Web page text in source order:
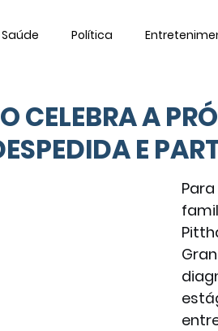
Saúde Política
CELEBRA A
E